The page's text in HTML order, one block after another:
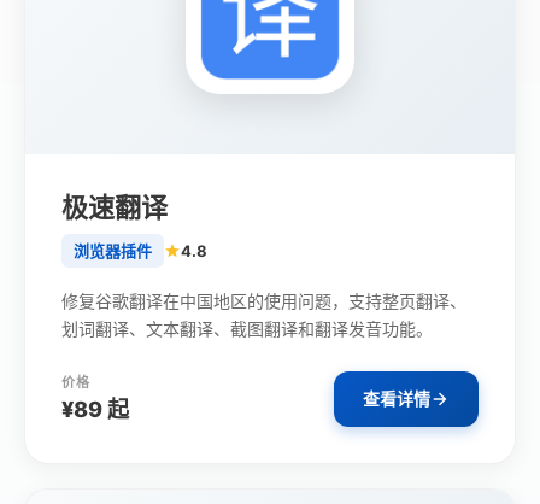
极速翻译
浏览器插件 4.8
修复谷歌翻译在中国地区的使用问题，支持整页翻译、
划词翻译、文本翻译、截图翻译和翻译发音功能。
价格
¥89 起 查看详情